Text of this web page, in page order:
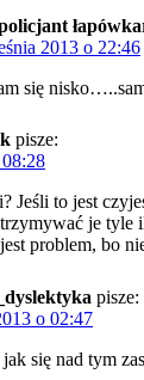
2013 o 22:46
się
pisze:
Jeśli to jest
je tyle
problem, bo
pisze:
o 02:47
się nad tym